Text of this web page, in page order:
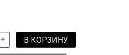
В КОРЗИНУ